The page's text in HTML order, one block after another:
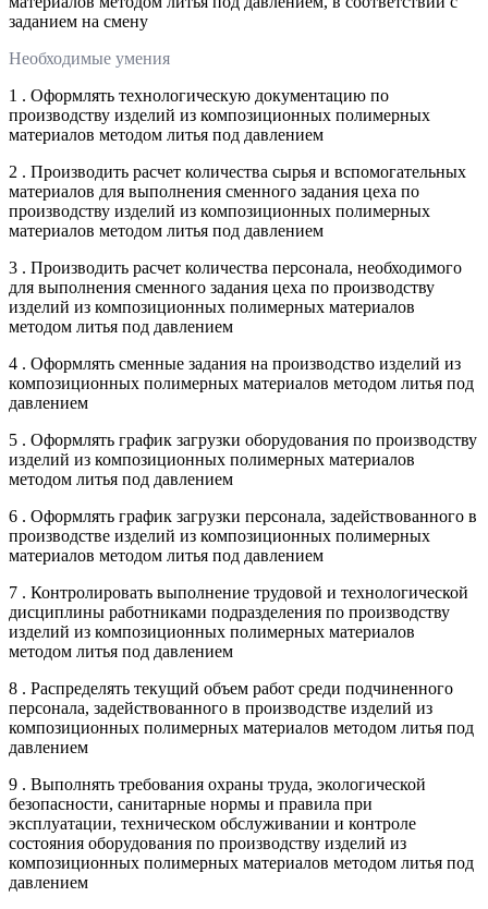
заданием на смену
Необходимые умения
1 . Оформлять технологическую документацию по
производству изделий из композиционных полимерных
материалов методом литья под давлением
2 . Производить расчет количества сырья и вспомогательных
материалов для выполнения сменного задания цеха по
производству изделий из композиционных полимерных
материалов методом литья под давлением
3 . Производить расчет количества персонала, необходимого
для выполнения сменного задания цеха по производству
изделий из композиционных полимерных материалов
методом литья под давлением
4 . Оформлять сменные задания на производство изделий из
композиционных полимерных материалов методом литья под
давлением
5 . Оформлять график загрузки оборудования по производству
изделий из композиционных полимерных материалов
методом литья под давлением
6 . Оформлять график загрузки персонала, задействованного в
производстве изделий из композиционных полимерных
материалов методом литья под давлением
7 . Контролировать выполнение трудовой и технологической
дисциплины работниками подразделения по производству
изделий из композиционных полимерных материалов
методом литья под давлением
8 . Распределять текущий объем работ среди подчиненного
персонала, задействованного в производстве изделий из
композиционных полимерных материалов методом литья под
давлением
9 . Выполнять требования охраны труда, экологической
безопасности, санитарные нормы и правила при
эксплуатации, техническом обслуживании и контроле
состояния оборудования по производству изделий из
композиционных полимерных материалов методом литья под
давлением